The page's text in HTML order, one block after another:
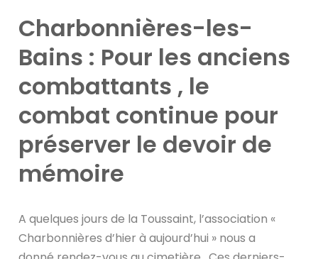
Charbonnières-les-
Bains : Pour les anciens
combattants , le
combat continue pour
préserver le devoir de
mémoire
A quelques jours de la Toussaint, l’association «
Charbonnières d’hier à aujourd’hui » nous a